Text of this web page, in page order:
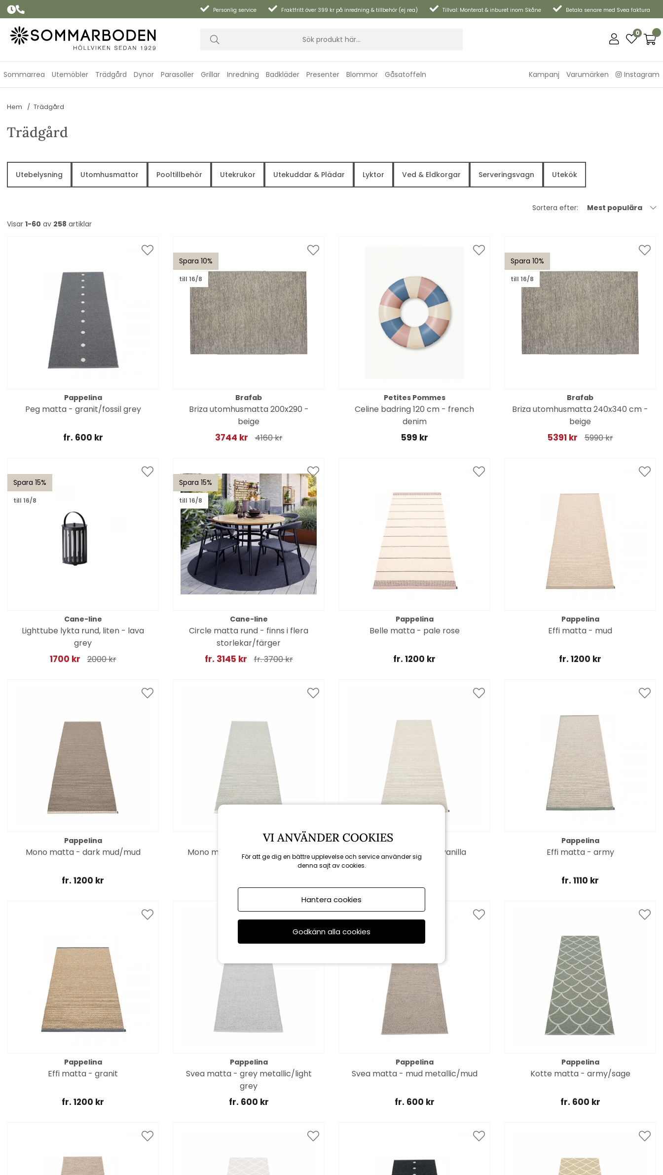
Personlig service Fraktfritt över 399 kr på inredning & tillbehör (ej rea) Tillval: Monterat & inburet inom Skåne Betala senare med Svea faktura
0
Sommarrea Utemöbler Trädgård Dynor Parasoller Grillar Inredning Badkläder Presenter Blommor Gåsatoffeln Kampanj Varumärken Instagram
Hem Trädgård
Trädgård
Utebelysning Utomhusmattor Pooltillbehör Utekrukor Utekuddar & Plädar Lyktor Ved & Eldkorgar Serveringsvagn Utekök
Sortera efter:
Mest populära
Visar 1-60 av 258 artiklar
Pappelina
Peg matta - granit/fossil grey
fr. 600 kr
Spara 10%
till 16/8
Brafab
Briza utomhusmatta 200x290 -
beige
3744 kr 4160 kr
Petites Pommes
Celine badring 120 cm - french
denim
599 kr
Spara 10%
till 16/8
Brafab
Briza utomhusmatta 240x340 cm -
beige
5391 kr 5990 kr
Spara 15%
till 16/8
Cane-line
Lighttube lykta rund, liten - lava
grey
1700 kr 2000 kr
Spara 15%
till 16/8
Cane-line
Circle matta rund - finns i flera
storlekar/färger
fr. 3145 kr fr. 3700 kr
Pappelina
Belle matta - pale rose
fr. 1200 kr
Pappelina
Effi matta - mud
fr. 1200 kr
Pappelina
Mono matta - dark mud/mud
fr. 1200 kr
Pappelina
Mono matta - fossil grey/warm
Mono matta - linen/vanilla
Pappelina
Effi matta - army
fr. 1110 kr
Pappelina
Effi matta - granit
fr. 1200 kr
Pappelina
Svea matta - grey metallic/light
grey
fr. 600 kr
Pappelina
Svea matta - mud metallic/mud
fr. 600 kr
Pappelina
Kotte matta - army/sage
fr. 600 kr
VI ANVÄNDER COOKIES
För att ge dig en bättre upplevelse och service använder sig
denna sajt av cookies.
Hantera cookies
Godkänn alla cookies